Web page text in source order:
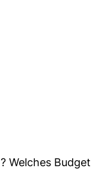
Welches Budget